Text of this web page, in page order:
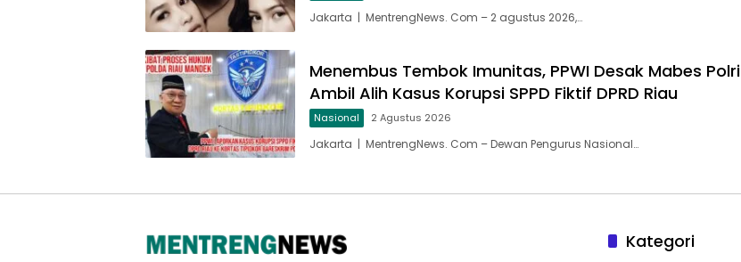
Jakarta | MentrengNews. Com – 2 agustus 2026,…
Menembus Tembok Imunitas, PPWI Desak Mabes Polri
Ambil Alih Kasus Korupsi SPPD Fiktif DPRD Riau
Nasional 2 Agustus 2026
Jakarta | MentrengNews. Com – Dewan Pengurus Nasional…
Kategori